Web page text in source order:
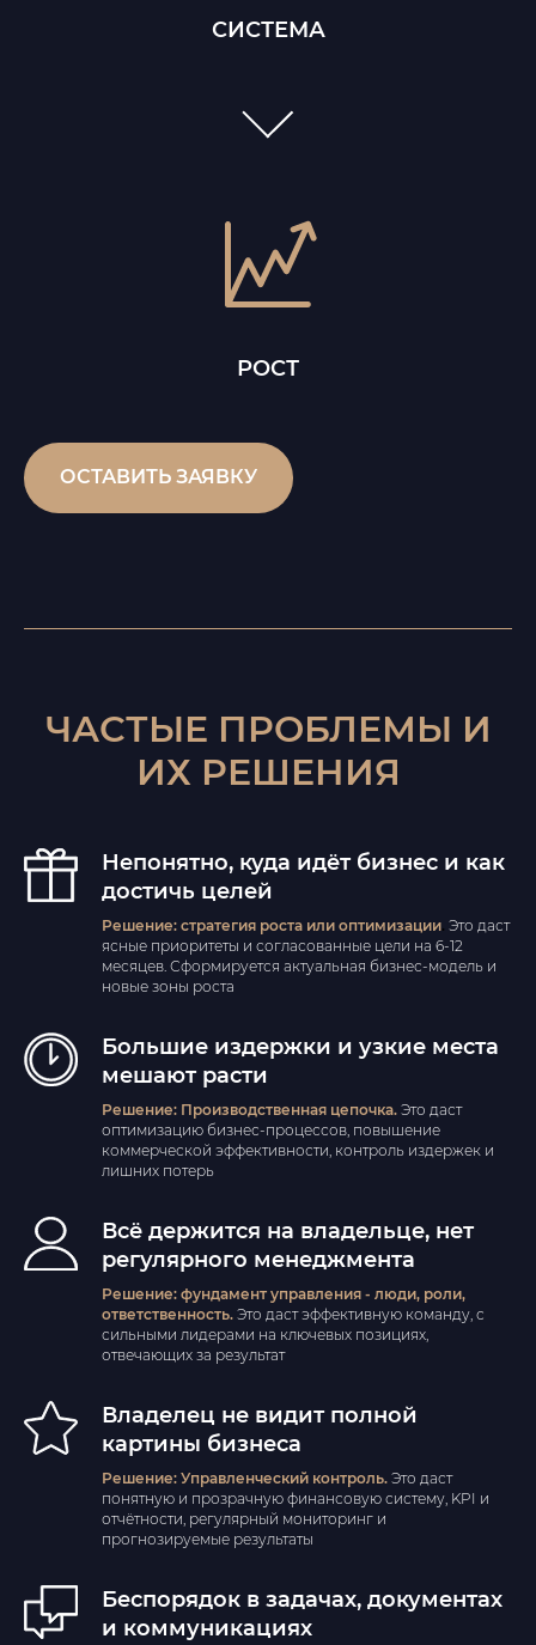
СИСТЕМА
РОСТ
ОСТАВИТЬ ЗАЯВКУ
ЧАСТЫЕ ПРОБЛЕМЫ И
ИХ РЕШЕНИЯ
Непонятно, куда идёт бизнес и как
достичь целей
Решение: cтратегия роста или оптимизации. Это даст
ясные приоритеты и согласованные цели на 6-12
месяцев. Сформируется актуальная бизнес-модель и
новые зоны роста
Большие издержки и узкие места
мешают расти
Решение: Производственная цепочка. Это даст
оптимизацию бизнес-процессов, повышение
коммерческой эффективности, контроль издержек и
лишних потерь
Всё держится на владельце, нет
регулярного менеджмента
Решение: фундамент управления - люди, роли,
ответственность. Это даст эффективную команду, с
сильными лидерами на ключевых позициях,
отвечающих за результат
Владелец не видит полной
картины бизнеса
Решение: Управленческий контроль. Это даст
понятную и прозрачную финансовую систему, KPI и
отчётности, регулярный мониторинг и
прогнозируемые результаты
Беспорядок в задачах, документах
и коммуникациях